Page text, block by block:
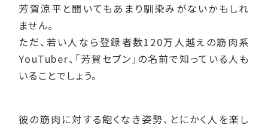
芳賀涼平と聞いてもあまり馴染みがないかもしれ
ません。
ただ、若い人なら登録者数120万人越えの筋肉系
YouTuber、「芳賀セブン」の名前で知っている人も
いることでしょう。
彼の筋肉に対する飽くなき姿勢、とにかく人を楽し